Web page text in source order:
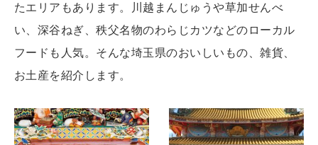
TRAVEL
どこ行く？
[12星座別] Weekly Holoscope
たエリアもあります。川越まんじゅうや草加せんべ
い、深谷ねぎ、秩父名物のわらじカツなどのローカル
フードも人気。そんな埼玉県のおいしいもの、雑貨、
お土産を紹介します。